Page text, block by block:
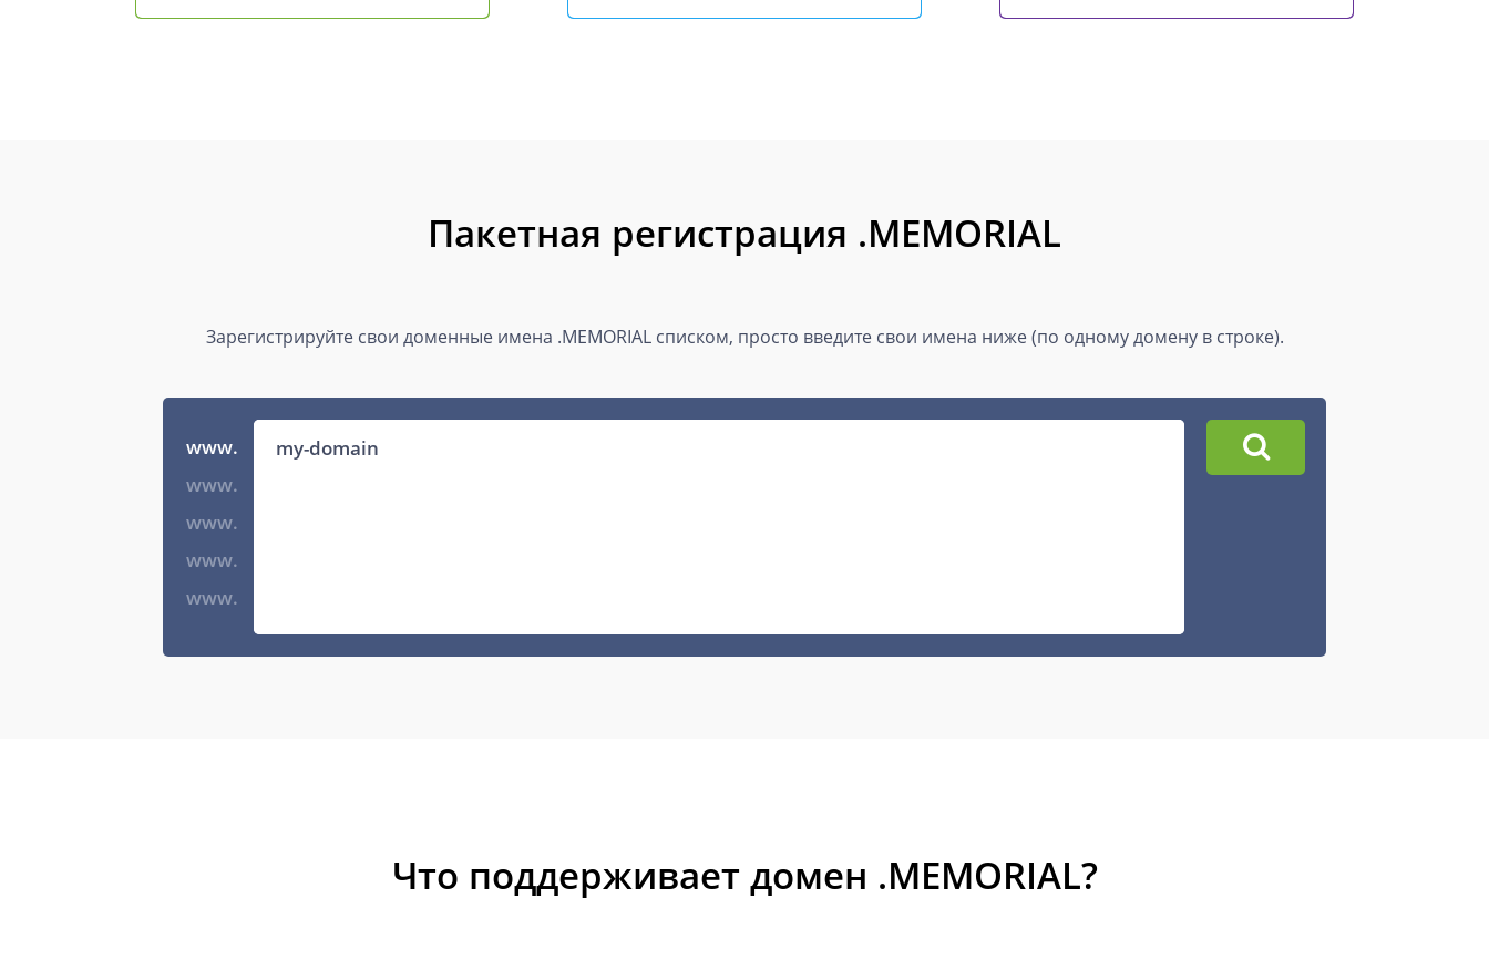
Пакетная регистрация .MEMORIAL
Зарегистрируйте свои доменные имена .MEMORIAL списком, просто введите свои имена ниже (по одному домену в строке).
www.
www.
www.
www.
www.
Что поддерживает домен .MEMORIAL?